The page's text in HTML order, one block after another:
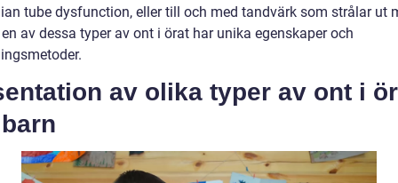
tube dysfunction, eller till och med tandvärk som strålar ut
av dessa typer av ont i örat har unika egenskaper och
av olika typer av ont i